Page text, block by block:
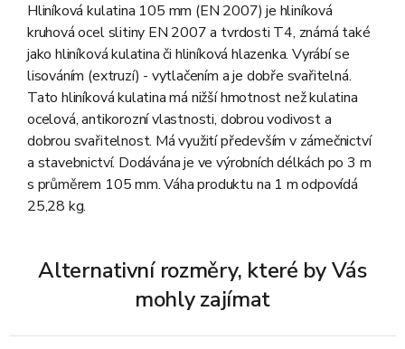
Hliníková kulatina 105 mm (EN 2007) je hliníková
kruhová ocel slitiny EN 2007 a tvrdosti T4, známá také
jako hliníková kulatina či hliníková hlazenka. Vyrábí se
lisováním (extruzí) - vytlačením a je dobře svařitelná.
Tato hliníková kulatina má nižší hmotnost než kulatina
ocelová, antikorozní vlastnosti, dobrou vodivost a
dobrou svařitelnost. Má využití především v zámečnictví
a stavebnictví. Dodávána je ve výrobních délkách po 3 m
s průměrem 105 mm. Váha produktu na 1 m odpovídá
25,28 kg.
Alternativní rozměry, které by Vás
mohly zajímat